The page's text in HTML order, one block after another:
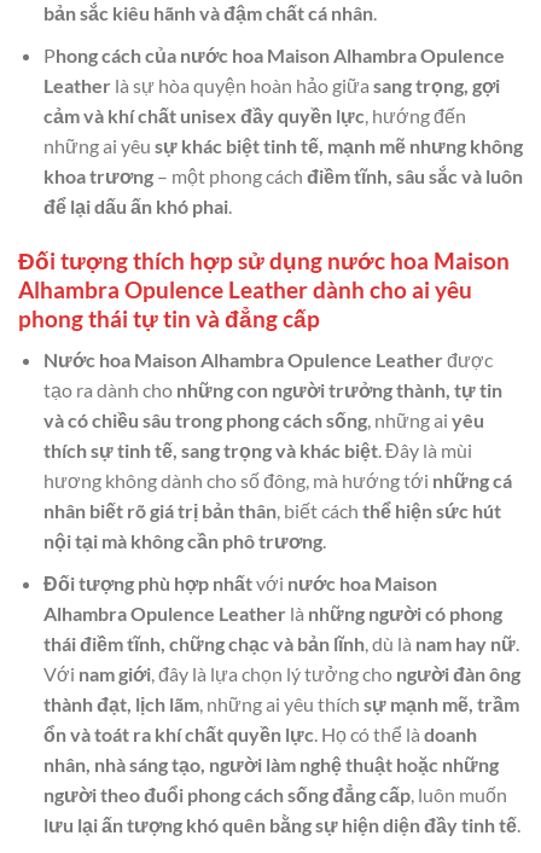
bản sắc kiêu hãnh và đậm chất cá nhân.
Phong cách của nước hoa Maison Alhambra Opulence
Leather là sự hòa quyện hoàn hảo giữa sang trọng, gợi
cảm và khí chất unisex đầy quyền lực, hướng đến
những ai yêu sự khác biệt tinh tế, mạnh mẽ nhưng không
khoa trương– một phong cách điềm tĩnh, sâu sắc và luôn
để lại dấu ấn khó phai.
Đối tượng thích hợp sử dụng nước hoa Maison
Alhambra Opulence Leather dành cho ai yêu
phong thái tự tin và đẳng cấp
Nước hoa Maison Alhambra Opulence Leather được
tạo ra dành cho những con người trưởng thành, tự tin
và có chiều sâu trong phong cách sống, những ai yêu
thích sự tinh tế, sang trọng và khác biệt. Đây là mùi
hương không dành cho số đông, mà hướng tới những cá
nhân biết rõ giá trị bản thân, biết cách thể hiện sức hút
nội tại mà không cần phô trương.
Đối tượng phù hợp nhấtvới nước hoa Maison
Alhambra Opulence Leather là những người có phong
thái điềm tĩnh, chững chạc và bản lĩnh, dù là nam hay nữ.
Với nam giới, đây là lựa chọn lý tưởng cho người đàn ông
thành đạt, lịch lãm, những ai yêu thích sự mạnh mẽ, trầm
ổn và toát ra khí chất quyền lực. Họ có thể là doanh
nhân, nhà sáng tạo, người làm nghệ thuật hoặc những
người theo đuổi phong cách sống đẳng cấp, luôn muốn
lưu lại ấn tượng khó quên bằng sự hiện diện đầy tinh tế.